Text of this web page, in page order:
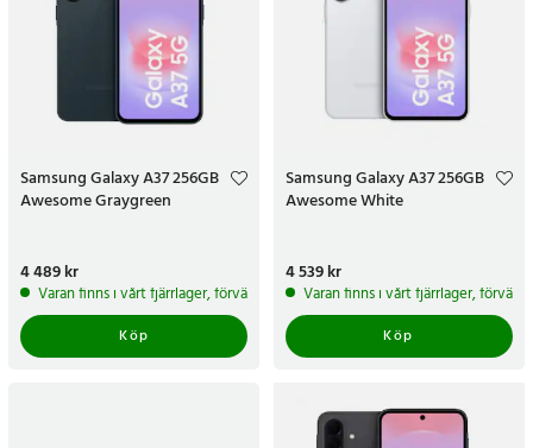
Samsung Galaxy A37 256GB
Awesome Graygreen
Pris:4 489 kr
4 489 kr
Varan finns i vårt fjärrlager, förväntas skickas inom 5-7 arbetsdagar
Köp
Samsung Galaxy A37 256GB
Awesome White
Pris:4 539 kr
4 539 kr
Varan finns i vårt fjärrlager,
Köp